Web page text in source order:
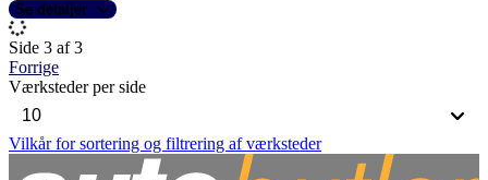
Se detaljer
Side 3 af 3
Forrige
Værksteder per side
Vilkår for sortering og filtrering af værksteder